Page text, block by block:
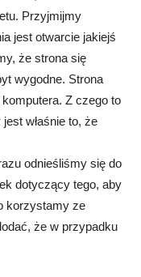
Przyjmijmy
jest otwarcie jakiejś
że strona się
wygodne. Strona
Z czego to
właśnie to, że
odnieśliśmy się do
dotyczący tego, aby
korzystamy ze
że w przypadku